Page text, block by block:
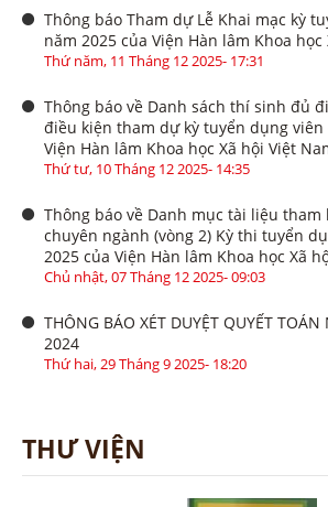
Thông báo Tham dự Lễ Khai mạc kỳ
năm 2025 của Viện Hàn lâm Khoa học
Thứ năm, 11 Tháng 12 2025- 17:31
Thông báo về Danh sách thí sinh đủ
điều kiện tham dự kỳ tuyển dụng viên
Viện Hàn lâm Khoa học Xã hội Việt
Thứ tư, 10 Tháng 12 2025- 14:35
Thông báo về Danh mục tài liệu tham
chuyên ngành (vòng 2) Kỳ thi tuyển
2025 của Viện Hàn lâm Khoa học Xã
Chủ nhật, 07 Tháng 12 2025- 09:03
THÔNG BÁO XÉT DUYỆT QUYẾT
2024
Thứ hai, 29 Tháng 9 2025- 18:20
THƯ VIỆN